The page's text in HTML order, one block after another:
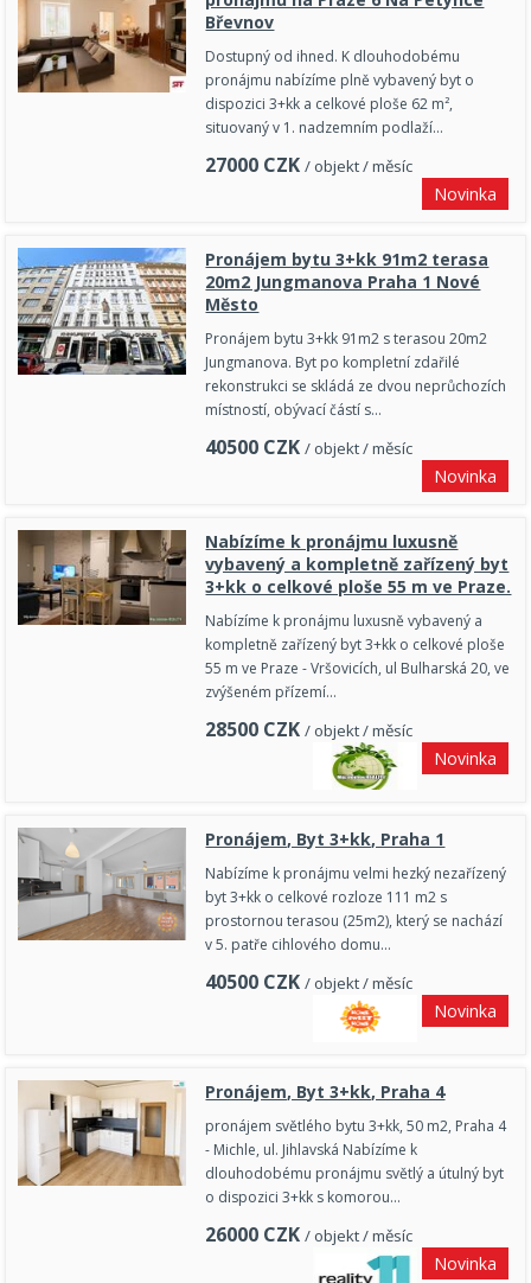
Břevnov
Dostupný od ihned. K dlouhodobému
pronájmu nabízíme plně vybavený byt o
dispozici 3+kk a celkové ploše 62 m²,
situovaný v 1. nadzemním podlaží…
27000 CZK / objekt / měsíc
Novinka
Pronájem bytu 3+kk 91m2 terasa
20m2 Jungmanova Praha 1 Nové
Město
Pronájem bytu 3+kk 91m2 s terasou 20m2
Jungmanova. Byt po kompletní zdařilé
rekonstrukci se skládá ze dvou neprůchozích
místností, obývací částí s…
40500 CZK / objekt / měsíc
Novinka
Nabízíme k pronájmu luxusně
vybavený a kompletně zařízený byt
3+kk o celkové ploše 55 m ve Praze.
Nabízíme k pronájmu luxusně vybavený a
kompletně zařízený byt 3+kk o celkové ploše
55 m ve Praze - Vršovicích, ul Bulharská 20, ve
zvýšeném přízemí…
28500 CZK / objekt / měsíc
Novinka
Pronájem, Byt 3+kk, Praha 1
Nabízíme k pronájmu velmi hezký nezařízený
byt 3+kk o celkové rozloze 111 m2 s
prostornou terasou (25m2), který se nachází
v 5. patře cihlového domu…
40500 CZK / objekt / měsíc
Novinka
Pronájem, Byt 3+kk, Praha 4
pronájem světlého bytu 3+kk, 50 m2, Praha 4
- Michle, ul. Jihlavská Nabízíme k
dlouhodobému pronájmu světlý a útulný byt
o dispozici 3+kk s komorou…
26000 CZK / objekt / měsíc
Novinka